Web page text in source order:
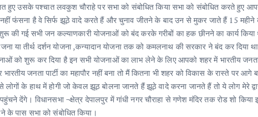
हुए उसके पश्चात लवकुश चौराहे पर सभा को संबोधित किया सभा को संबोधित करते हुए
फंसना है वे सिर्फ झूठे वादे करते हैं और चुनाव जीतने के बाद उन से मुकर जाते हैं 15 महीने
की गई सभी जन कल्याणकारी योजनाओं को बंद करके गरीबों का हक छीनने का कार्य किया
या तीर्थ दर्शन योजना ,कन्यादान योजना तक को कमलनाथ की सरकार ने बंद कर दिया
को शुरू कर दिया है इन सभी योजनाओं का लाभ लेने के लिए आपको शहर में भारतीय जनता
भारतीय जनता पार्टी का महापौर नहीं बना तो मैं कितना भी शहर को विकास के रास्ते पर आगे
के हाथ में होगी जो केवल झूठ बोलना जानते हैं झूठे वादे करना जानते हैं तो ये लोग मेरे
देंगे। विधानसभा ¬क्षेत्र देपालपुर में गांधी नगर चौराहा से गणेश मंदिर तक रोड शो
के पास सभा को संबोधित किया।